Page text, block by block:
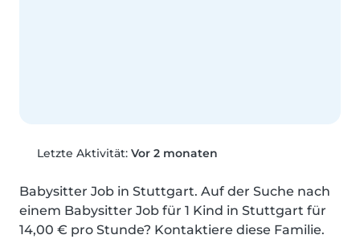
Letzte Aktivität: Vor 2 monaten
Babysitter Job in Stuttgart. Auf der Suche nach
einem Babysitter Job für 1 Kind in Stuttgart für
14,00 € pro Stunde? Kontaktiere diese Familie.